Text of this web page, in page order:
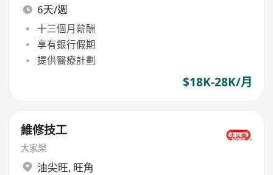
6天/週
十三個月薪酬
享有銀行假期
提供醫療計劃
$18K-28K/月
維修技工
大家樂
油尖旺, 旺角